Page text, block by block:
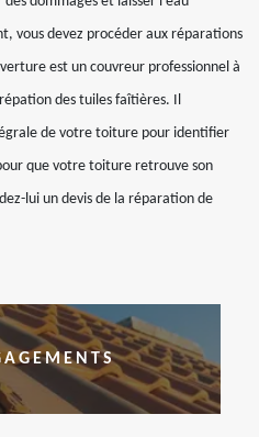
vous devez procéder aux réparations
est un couvreur professionnel à
des tuiles faîtières. Il
de votre toiture pour identifier
que votre toiture retrouve son
lui un devis de la réparation de